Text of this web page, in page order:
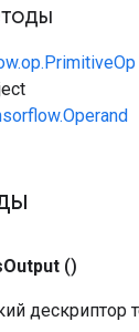
Output ()
дескриптор